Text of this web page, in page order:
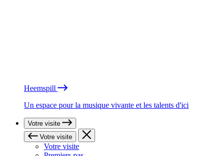
Heemspill
Un espace pour la musique vivante et les talents d'ici
Votre visite
Votre visite
Votre visite